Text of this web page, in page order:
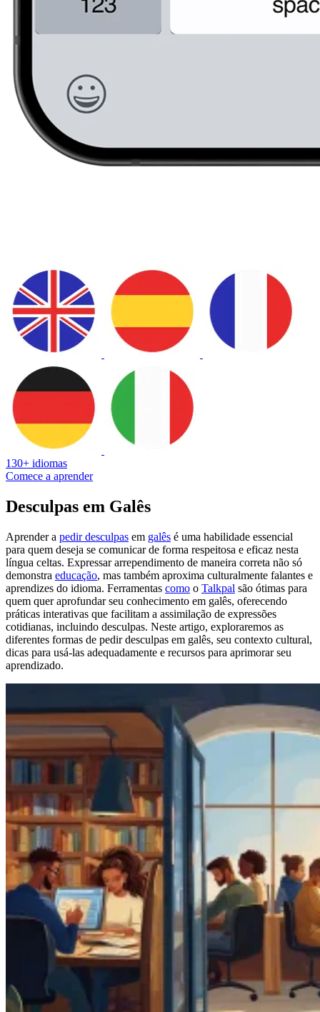
130+ idiomas
Comece a aprender
Desculpas em Galês
Aprender a pedir desculpas em galês é uma habilidade essencial
para quem deseja se comunicar de forma respeitosa e eficaz nesta
língua celtas. Expressar arrependimento de maneira correta não só
demonstra educação, mas também aproxima culturalmente falantes e
aprendizes do idioma. Ferramentas como o Talkpal são ótimas para
quem quer aprofundar seu conhecimento em galês, oferecendo
práticas interativas que facilitam a assimilação de expressões
cotidianas, incluindo desculpas. Neste artigo, exploraremos as
diferentes formas de pedir desculpas em galês, seu contexto cultural,
dicas para usá-las adequadamente e recursos para aprimorar seu
aprendizado.